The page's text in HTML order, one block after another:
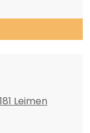
Leimen